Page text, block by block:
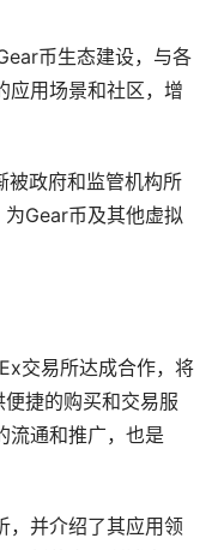
币生态建设，与各
应用场景和社区，增
被政府和监管机构所
Gear币及其他虚拟
交易所达成合作，将
捷的购买和交易服
流通和推广，也是
，并介绍了其应用领